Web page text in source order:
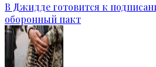
В Джидде готовится к
оборонный пакт